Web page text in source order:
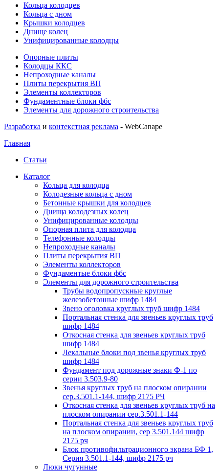
Кольца колодцев
Кольца с дном
Крышки колодцев
Днище колец
Унифицированные колодцы
Опорные плиты
Колодцы ККС
Непроходные каналы
Плиты перекрытия ВП
Элементы коллекторов
Фундаментные блоки фбс
Элементы для дорожного строительства
Разработка и контекстная реклама - WebCanape
Главная
Статьи
Каталог
Кольца для колодца
Колодезные кольца с дном
Бетонные крышки для колодцев
Днища колодезных колец
Унифицированные колодцы
Опорная плита для колодца
Телефонные колодцы
Непроходные каналы
Плиты перекрытия ВП
Элементы коллекторов
Фундаментые блоки фбс
Элементы для дорожного строительства
Трубы водопропускные круглые
железобетонные шифр 1484
Звено оголовка круглых труб шифр 1484
Портальная стенка для звеньев круглых труб
шифр 1484
Откосная стенка для звеньев круглых труб
шифр 1484
Лекальные блоки под звенья круглых труб
шифр 1484
Фундамент под дорожные знаки Ф-1 по
серии 3.503.9-80
Звенья круглых труб на плоском опирании
сер.3.501.1-144, шифр 2175 РЧ
Откосная стенка для звеньев круглых труб на
плоском опирании сер.3.501.1-144
Портальная стенка для звеньев круглых труб
на плоском опирании, сер 3.501.144 шифр
2175 рч
Блок противофильтрационного экрана БФ 1,
Серия 3.501.1-144, шифр 2175 рч
Люки чугунные